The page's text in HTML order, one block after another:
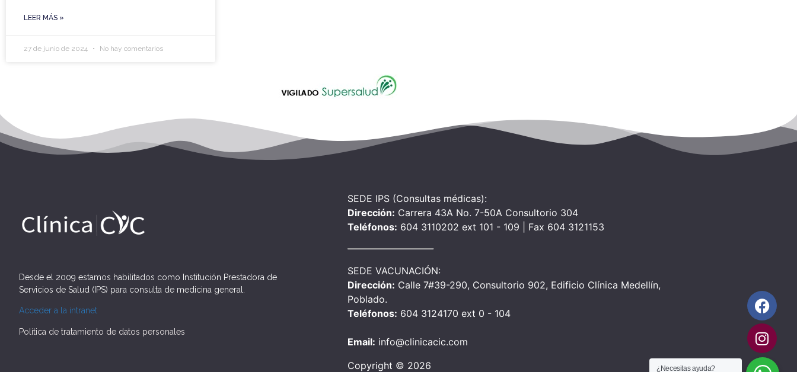
LEER MÁS »
27 de junio de 2024 No hay comentarios
Desde el 2009 estamos habilitados como Institución Prestadora de
Servicios de Salud (IPS) para consulta de medicina general.
Acceder a la intranet
Política de tratamiento de datos personales
SEDE IPS (Consultas médicas):
Dirección: Carrera 43A No. 7-50A Consultorio 304
Teléfonos: 604 3110202 ext 101 - 109 | Fax 604 3121153
SEDE VACUNACIÓN:
Dirección: Calle 7#39-290, Consultorio 902, Edificio Clínica Medellín,
Poblado.
Teléfonos: 604 3124170 ext 0 - 104
Email: info@clinicacic.com
Copyright © 2026
¿Necesitas ayuda?